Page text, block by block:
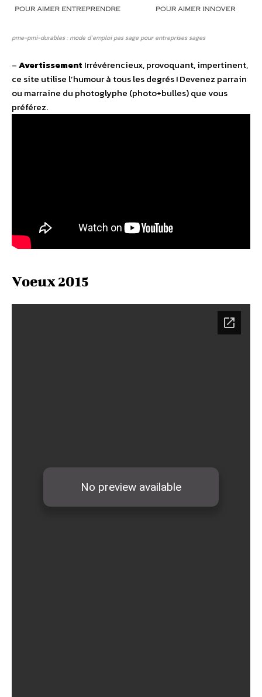
pme-pmi-durables : mode d’emploi pas sage pour entreprises sages
–Avertissement Irrévérencieux, provoquant, impertinent,
ce site utilise l’humour à tous les degrés ! Devenez parrain
ou marraine du photoglyphe (photo+bulles) que vous
préférez.
Voeux 2015